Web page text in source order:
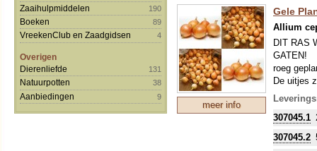
Zaaihulpmiddelen 190
Boeken 89
VreekenClub en Zaadgidsen 4
Overigen
Dierenliefde
131
Natuurpotten 38
Aanbiedingen 9
meer info
Gele
Allium
DIT RAS
GATEN!
roeg
De uitjes
in de
zijn vanaf
resultaat
307045.1
307045.2